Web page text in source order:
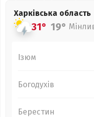
Харківська область
31° 19°
Ізюм
Богодухів
Берестин